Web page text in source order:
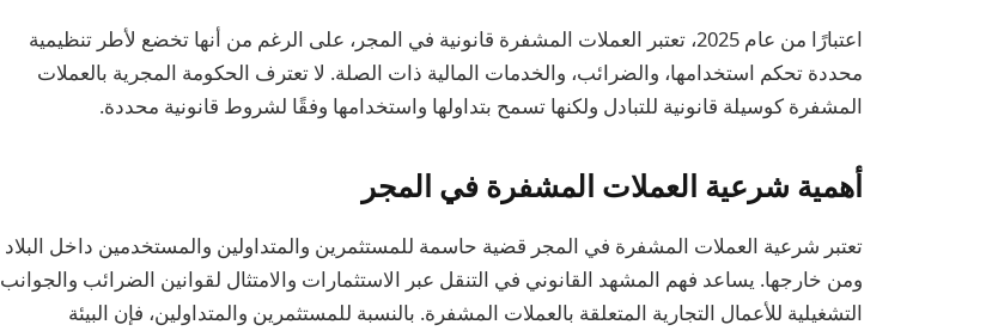
اعتبارًا من عام 2025، تعتبر العملات المشفرة قانونية في المجر، على الرغم من أنها تخضع لأطر تنظيمية
محددة تحكم استخدامها، والضرائب، والخدمات المالية ذات الصلة. لا تعترف الحكومة المجرية بالعملات
المشفرة كوسيلة قانونية للتبادل ولكنها تسمح بتداولها واستخدامها وفقًا لشروط قانونية محددة.
أهمية شرعية العملات المشفرة في المجر
تعتبر شرعية العملات المشفرة في المجر قضية حاسمة للمستثمرين والمتداولين والمستخدمين داخل البلاد
ومن خارجها. يساعد فهم المشهد القانوني في التنقل عبر الاستثمارات والامتثال لقوانين الضرائب والجوانب
التشغيلية للأعمال التجارية المتعلقة بالعملات المشفرة. بالنسبة للمستثمرين والمتداولين، فإن البيئة